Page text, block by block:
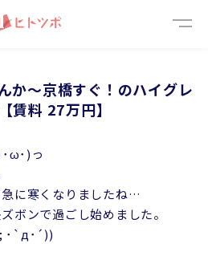
メニ
か～京橋すぐ！のハイグレ
賃料 27万円】
ω･)っ
に寒くなりましたね…
ボンで過ごし始めました。
･`д･´))